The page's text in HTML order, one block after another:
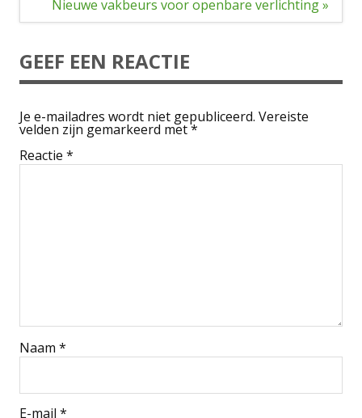
navigatie
Nieuwe vakbeurs voor openbare verlichting »
GEEF EEN REACTIE
Je e-mailadres wordt niet gepubliceerd. Vereiste
velden zijn gemarkeerd met*
Reactie *
Naam *
E-mail *